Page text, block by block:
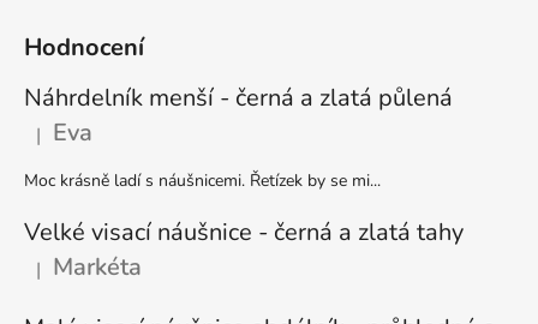
Hodnocení
Náhrdelník menší - černá a zlatá půlená
Hodnocení produktu je 5 z 5 hvězdiček.
| Eva
Moc krásně ladí s náušnicemi. Řetízek by se mi...
Velké visací náušnice - černá a zlatá tahy
Hodnocení produktu je 5 z 5 hvězdiček.
| Markéta